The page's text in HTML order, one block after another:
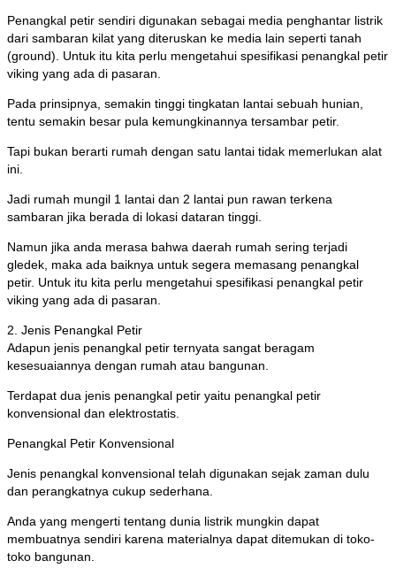
Penangkal petir sendiri digunakan sebagai media penghantar listrik
dari sambaran kilat yang diteruskan ke media lain seperti tanah
(ground). Untuk itu kita perlu mengetahui spesifikasi penangkal petir
viking yang ada di pasaran.
Pada prinsipnya, semakin tinggi tingkatan lantai sebuah hunian,
tentu semakin besar pula kemungkinannya tersambar petir.
Tapi bukan berarti rumah dengan satu lantai tidak memerlukan alat
ini.
Jadi rumah mungil 1 lantai dan 2 lantai pun rawan terkena
sambaran jika berada di lokasi dataran tinggi.
Namun jika anda merasa bahwa daerah rumah sering terjadi
gledek, maka ada baiknya untuk segera memasang penangkal
petir. Untuk itu kita perlu mengetahui spesifikasi penangkal petir
viking yang ada di pasaran.
2. Jenis Penangkal Petir
Adapun jenis penangkal petir ternyata sangat beragam
kesesuaiannya dengan rumah atau bangunan.
Terdapat dua jenis penangkal petir yaitu penangkal petir
konvensional dan elektrostatis.
Penangkal Petir Konvensional
Jenis penangkal konvensional telah digunakan sejak zaman dulu
dan perangkatnya cukup sederhana.
Anda yang mengerti tentang dunia listrik mungkin dapat
membuatnya sendiri karena materialnya dapat ditemukan di toko-
toko bangunan.